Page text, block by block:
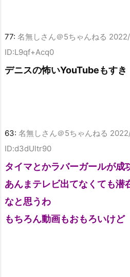
77: 名無しさん＠5ちゃんねる
ID:L9qf+Acq0
デニスの怖いYouTubeもすき
63: 名無しさん＠5ちゃんねる
ID:d3dUltr90
タイマとかラバーガールが成
あんまテレビ出てなくても潜
なと思うわ
もちろん動画もおもろいけど